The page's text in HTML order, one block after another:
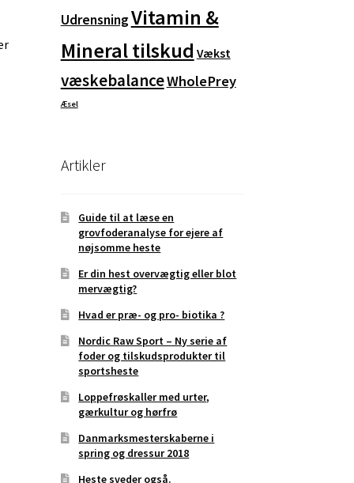
UdrensningVitamin &
Mineral tilskud Vækst
væskebalanceWholePrey
Æsel
Artikler
Guide til at læse en
grovfoderanalyse for ejere af
nøjsomme heste
Er din hest overvægtig eller blot
mervægtig?
Hvad er præ- og pro- biotika ?
Nordic Raw Sport – Ny serie af
foder og tilskudsprodukter til
sportsheste
Loppefrøskaller med urter,
gærkultur og hørfrø
Danmarksmesterskaberne i
spring og dressur 2018
Heste sveder også.